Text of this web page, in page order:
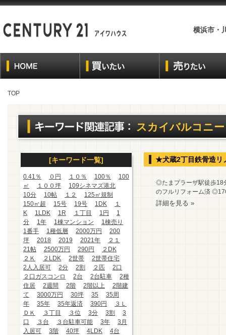
横浜市・
TOP
スカイバルコニー
[キーワード一覧]
0.41％ ０円 １０％ 100％
100
㎡
１００坪
109シネマズ港北
10分
10帖 １２
125㎡規制
150㎡超
15号 19号 1DK
１
K
1LDK 1R １丁目 1円
1
分
1年 1棟マンション
1棟売り
1番手
1種低層 2000万円
200
坪
2018 2019 2021年
２１
21帖
2500万円 290円
２DK
２Ｋ
２LDK 2世帯
2世帯住宅
2人入居可
2分 2割 ２匹
2口
２口ガスコンロ
2台 2台駐車
2種
住居
2週間 2階 2階以上
2階建
て
3000万円 30坪 35
35周
年
35年 35年返済 390円
３Ｌ
ＤＫ
３丁目 ３位 3分 3割
3
口
３台 ３台駐車可能 3年
3月
入居可
3階 40坪 4LDK
4台
★犬蔵2丁目鉄骨造リ
◎たまプラーザ駅徒歩18
のフルリフォーム済
詳細を見る »